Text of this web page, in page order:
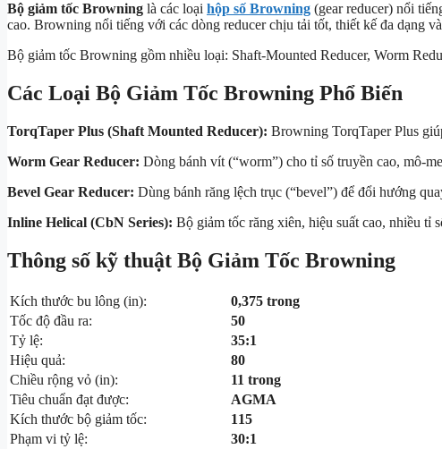
Bộ giảm tốc Browning là các loại hộp số Browning (gear reducer) nổi
cao. Browning nổi tiếng với các dòng reducer chịu tải tốt, thiết kế đa dạng
Bộ giảm tốc Browning gồm nhiều loại: Shaft-Mounted Reducer, Worm
Các Loại Bộ Giảm Tốc Browning Phổ Biến
TorqTaper Plus (Shaft Mounted Reducer): Browning TorqTaper Plus
Worm Gear Reducer: Dòng bánh vít (“worm”) cho tỉ số truyền cao, mô-
Bevel Gear Reducer: Dùng bánh răng lệch trục (“bevel”) để đổi hướng
Inline Helical (CbN Series): Bộ giảm tốc răng xiên, hiệu suất cao, nhiều
Thông số kỹ thuật Bộ Giảm Tốc Browning
Kích thước bu lông (in): 0,375 trong
Tốc độ đầu ra:
50
Tỷ lệ:
35:1
Hiệu quả:
80
Chiều rộng vỏ (in):
11 trong
Tiêu chuẩn đạt được:
AGMA
Kích thước bộ giảm tốc:
115
Phạm vi tỷ lệ:
30:1